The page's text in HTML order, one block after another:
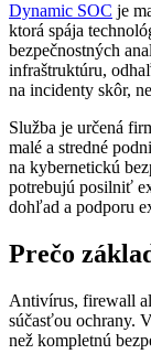
Dynamic SOC je
ktorá spája
bezpečnostných
infraštruktúru,
na incidenty skôr,
Služba je určená
malé a stredné
na kybernetickú
potrebujú posilniť
dohľad a podporu
Prečo
Antivírus, firewall
súčasťou ochrany.
než kompletnú